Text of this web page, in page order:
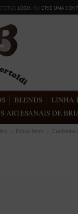
LOGIN OU CRIE UMA
BLENDS LINHA
ARTESANAIS DE
Filtros 9mm Cachimbo